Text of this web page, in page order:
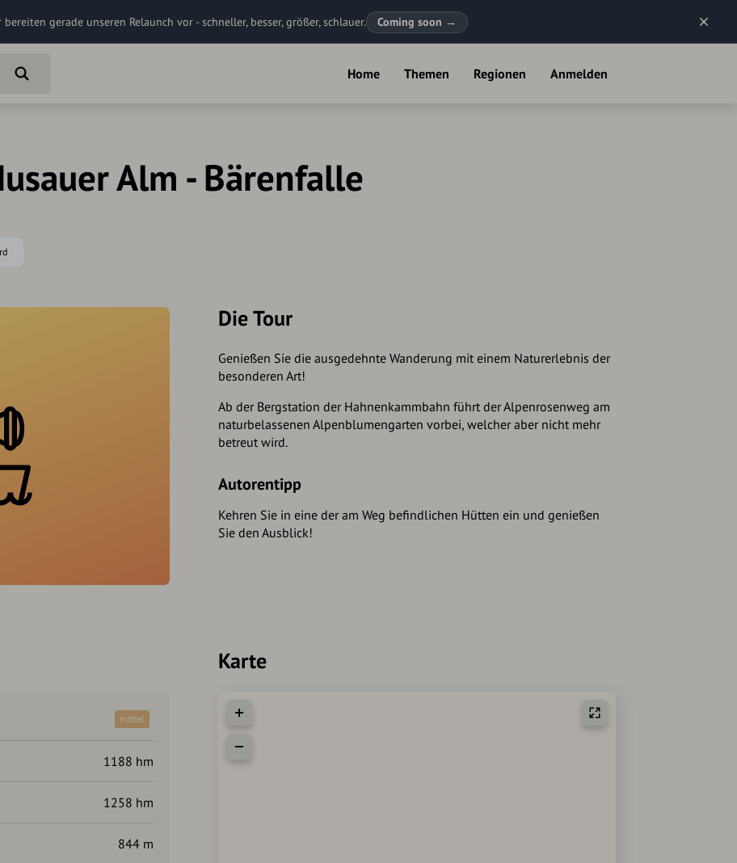
bereiten gerade unseren Relaunch vor - schneller, besser, größer, schlauer. Coming soon →
Home Themen Regionen Anmelden
Alm - Bärenfalle
Die Tour
Genießen Sie die ausgedehnte Wanderung mit einem Naturerlebnis der
besonderen Art!
Ab der Bergstation der Hahnenkammbahn führt der Alpenrosenweg am
naturbelassenen Alpenblumengarten vorbei, welcher aber nicht mehr
betreut wird.
Autorentipp
Kehren Sie in eine der am Weg befindlichen Hütten ein und genießen
Sie den Ausblick!
mittel
1188 hm
1258 hm
844 m
Karte